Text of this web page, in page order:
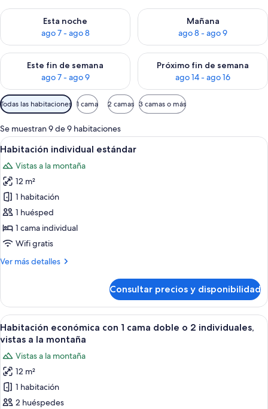
Esta noche
ago 7 - ago 8
Consulta la disponibilidad para esta noche, ago 7 - ago 8
Mañana
ago 8 - ago 9
Consulta la disponibilidad
Este fin de semana
ago 7 - ago 9
Consulta la disponibilidad para este fin de semana, ago 7 -
Próximo fin de semana
ago 14 - ago 16
Consulta la disponibilidad
Filtros
disponibles
para
las
habitaciones
Todas las habitaciones 1 cama 2 camas 3 camas o más
Se muestran 9 de 9 habitaciones
Abrir
todas
las
fotos
de
Habitación
individual
estándar
Un dormitorio con una colcha
8
Habitación individual estándar
Vistas a la montaña
12 m²
1 habitación
1 huésped
1 cama individual
Wifi gratis
Ver más detalles
Más
individual
estándar
Consultar precios y disponibilidad
Abrir
todas
fotos
de
Habitación
económica
Una habitación con dos camas, un
7
Habitación económica con 1 cama doble o 2 individuales,
vistas a la montaña
Vistas a la montaña
12 m²
1 habitación
2 huéspedes